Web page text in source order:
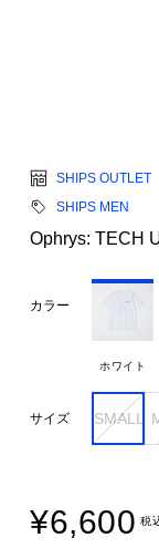
SHIPS OUTLET
SHIPS MEN
Ophrys: TECH
カラー
ホワイト
サイズ SMALL
¥6,600 税